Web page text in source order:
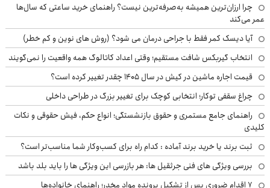
چرا ارزان‌ترین همیشه به‌صرفه‌ترین نیست؟ راهنمای خرید ساعتی که سال‌ها
عمر می‌کند
آیا دیسک کمر فقط با جراحی درمان می شود؟ (روش های نوین و کم خطر)
انتخاب گیربکس شافت مستقیم؛ وقتی اعداد کاتالوگ همه واقعیت را نمی‌گویند
قیمت اجاره ماشین در کیش در سال ۱۴۰۵ چقدر تغییر کرده است؟
چراغ سقفی توکار؛ انتخابی کوچک برای تغییر بزرگ در طراحی داخلی
راهنمای جامع مستمری و حقوق بازنشستگی؛ انواع حکم، فیش حقوقی و نکات
کلیدی
ثبت برند یا خرید برند آماده : کدام راه برای کسب‌وکار شما مناسب‌تر است؟
بررسی ویژگی های فنی جرثقیل ها: هر بازرسی این ویژگی ها را باید بلد باشد
۷ اقدام ضروری پس از تشکیل پرونده مواد مخدر؛ راهنمای خانواده‌ها